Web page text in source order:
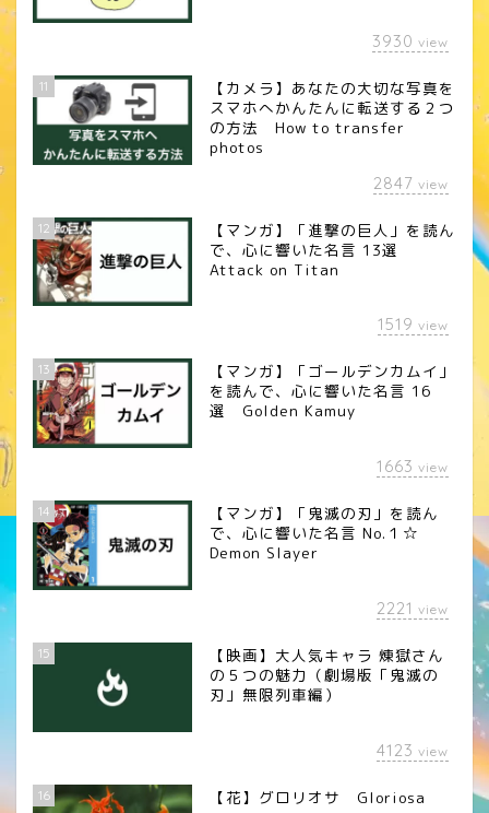
3930 view
11
【カメラ】あなたの大切な写真を
スマホへかんたんに転送する２つ
の方法 How to transfer
photos
2847 view
12
【マンガ】「進撃の巨人」を読ん
で、心に響いた名言 13選
Attack on Titan
1519 view
13
【マンガ】「ゴールデンカムイ」
を読んで、心に響いた名言 16
選 Golden Kamuy
1663 view
14
【マンガ】「鬼滅の刃」を読ん
で、心に響いた名言 No.１☆
Demon Slayer
2221 view
15
【映画】大人気キャラ 煉󠄁獄さん
の５つの魅力（劇場版「鬼滅の
刃」無限列車編）
4123 view
16 【花】グロリオサ Gloriosa